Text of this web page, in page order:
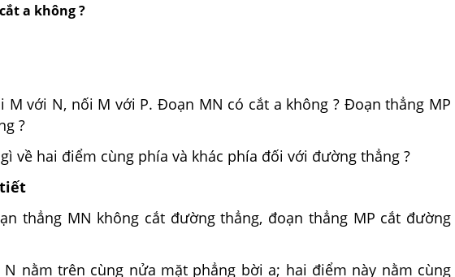
a không ?
M với N, nối M với P. Đoạn MN có cắt a không ? Đoạn thẳng MP
?
về hai điểm cùng phía và khác phía đối với đường thẳng ?
thẳng MN không cắt đường thẳng, đoạn thẳng MP cắt đường
N nằm trên cùng nửa mặt phẳng bời a; hai điểm này nằm cùng